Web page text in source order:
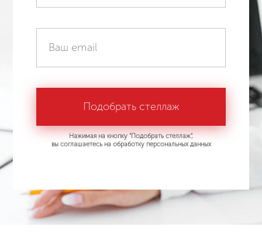
Нажимая на кнопку "Подобрать стеллаж",
вы соглашаетесь на обработку персональных данных